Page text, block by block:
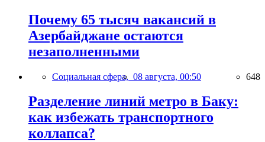
Почему 65 тысяч вакансий в
Азербайджане остаются
незаполненными
Социальная сфера, 08 августа, 00:50 648
Разделение линий метро в Баку:
как избежать транспортного
коллапса?